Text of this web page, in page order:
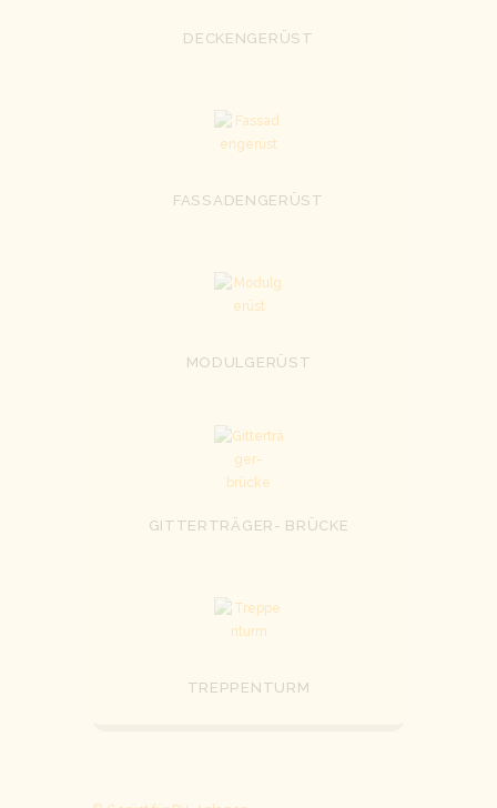
DECKENGERÜST
FASSADENGERÜST
MODULGERÜST
GITTERTRÄGER- BRÜCKE
TREPPENTURM